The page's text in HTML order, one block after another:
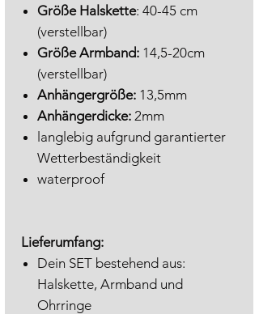
Größe Halskette: 40-45 cm
(verstellbar)
Größe Armband: 14,5-20cm
(verstellbar)
Anhängergröße: 13,5mm
Anhängerdicke: 2mm
langlebig aufgrund garantierter
Wetterbeständigkeit
waterproof
Lieferumfang:
Dein SET bestehend aus:
Halskette, Armband und
Ohrringe